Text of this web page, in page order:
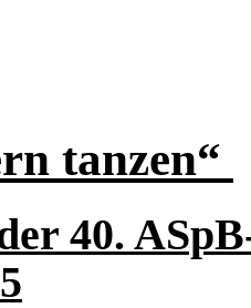
tanzen“
40.